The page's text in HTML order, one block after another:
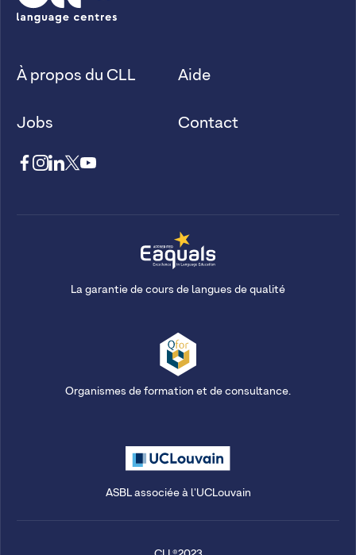
À propos du CLL
Jobs
Aide
Contact
La garantie de cours de langues de qualité
Organismes de formation et de consultance.
ASBL associée à l'UCLouvain